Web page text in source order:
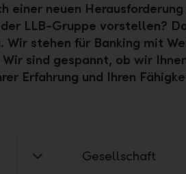
einer neuen
LLB-Gruppe vorstellen?
stehen für Banking mit
sind gespannt, ob wir
Erfahrung und Ihren
Gesellschaft